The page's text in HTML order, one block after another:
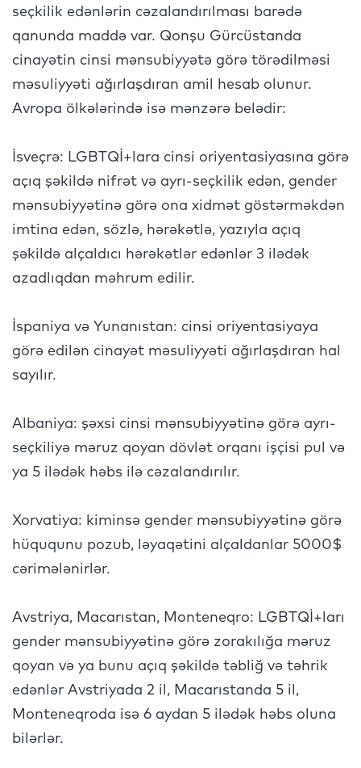
seçkilik edənlərin cəzalandırılması barədə
qanunda maddə var. Qonşu Gürcüstanda
cinayətin cinsi mənsubiyyətə görə törədilməsi
məsuliyyəti ağırlaşdıran amil hesab olunur.
Avropa ölkələrində isə mənzərə belədir:
İsveçrə: LGBTQİ+lara cinsi oriyentasiyasına görə
açıq şəkildə nifrət və ayrı-seçkilik edən, gender
mənsubiyyətinə görə ona xidmət göstərməkdən
imtina edən, sözlə, hərəkətlə, yazıyla açıq
şəkildə alçaldıcı hərəkətlər edənlər 3 ilədək
azadlıqdan məhrum edilir.
İspaniya və Yunanıstan: cinsi oriyentasiyaya
görə edilən cinayət məsuliyyəti ağırlaşdıran hal
sayılır.
Albaniya: şəxsi cinsi mənsubiyyətinə görə ayrı-
seçkiliyə məruz qoyan dövlət orqanı işçisi pul və
ya 5 ilədək həbs ilə cəzalandırılır.
Xorvatiya: kiminsə gender mənsubiyyətinə görə
hüququnu pozub, ləyaqətini alçaldanlar 5000$
cərimələnirlər.
Avstriya, Macarıstan, Monteneqro: LGBTQİ+ları
gender mənsubiyyətinə görə zorakılığa məruz
qoyan və ya bunu açıq şəkildə təbliğ və təhrik
edənlər Avstriyada 2 il, Macarıstanda 5 il,
Monteneqroda isə 6 aydan 5 ilədək həbs oluna
bilərlər.